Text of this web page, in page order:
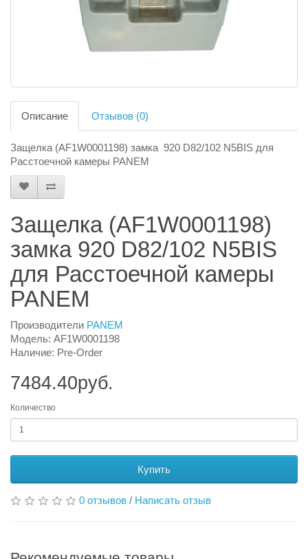
Описание Отзывов (0)
Защелка (AF1W0001198) замка 920 D82/102 N5BIS для
Расстоечной камеры PANEM
Защелка (AF1W0001198)
замка 920 D82/102 N5BIS
для Расстоечной камеры
PANEM
Производители PANEM
Модель: AF1W0001198
Наличие: Pre-Order
7484.40руб.
Количество
Купить
0 отзывов / Написать отзыв